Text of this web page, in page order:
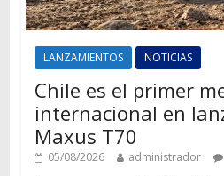
LANZAMIENTOS NOTICIAS
Chile es el primer
internacional en
Maxus T70
05/08/2026 administrador